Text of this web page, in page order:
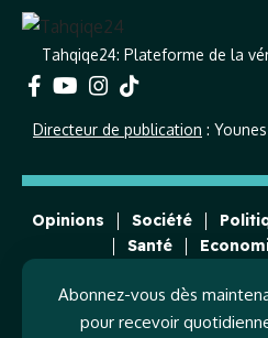
Tahqiqe24: Plateforme de la
Directeur de publication :
Opinions Société
Santé
Abonnez-vous dès
pour recevoir